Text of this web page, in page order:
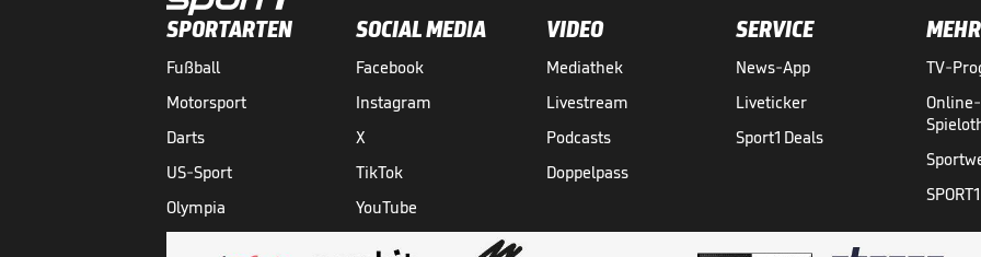
SPORTARTEN
Fußball
Motorsport
Darts
US-Sport
Olympia
SOCIAL MEDIA
Facebook
Instagram
X
TikTok
YouTube
VIDEO
Mediathek
Livestream
Podcasts
Doppelpass
SERVICE
News-App
Liveticker
Sport1 Deals
MEHR
TV-